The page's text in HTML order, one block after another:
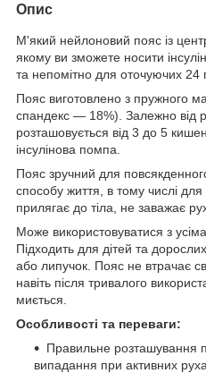
Опис
М'який нейлоновий пояс із
якому ви зможете носити
та непомітно для оточуючих 24
Пояс виготовлено з пружного
спандекс — 18%). Залежно від
розташовується від 3 до 5
інсулінова помпа.
Пояс зручний для
способу життя, в тому числі
прилягає до тіла, не заважає
Може використовуватися з
Підходить для дітей та
або липучок. Пояс не втрачає
навіть після тривалого
миється.
Особливості та переваги:
Правильне розташування
випадання при активних